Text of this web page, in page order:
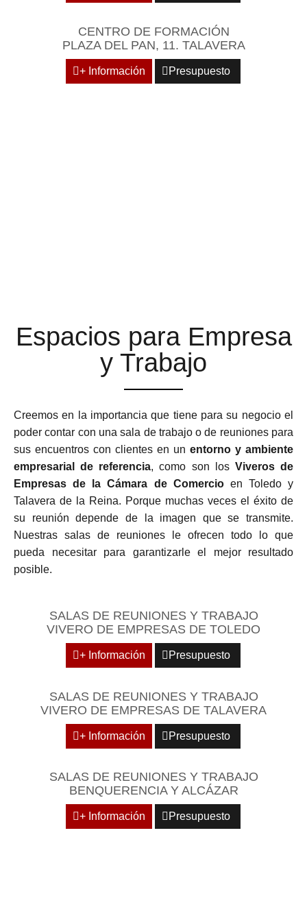
CENTRO DE FORMACIÓN
PLAZA DEL PAN, 11. TALAVERA
+ Información Presupuesto
Espacios para Empresa
y Trabajo
Creemos en la importancia que tiene para su negocio el
poder contar con una sala de trabajo o de reuniones para
sus encuentros con clientes en un entorno y ambiente
empresarial de referencia, como son los Viveros de
Empresas de la Cámara de Comercioen Toledo y
Talavera de la Reina. Porque muchas veces el éxito de
su reunión depende de la imagen que se transmite.
Nuestras salas de reuniones le ofrecen todo lo que
pueda necesitar para garantizarle el mejor resultado
posible.
SALAS DE REUNIONES Y TRABAJO
VIVERO DE EMPRESAS DE TOLEDO
+ Información Presupuesto
SALAS DE REUNIONES Y TRABAJO
VIVERO DE EMPRESAS DE TALAVERA
+ Información Presupuesto
SALAS DE REUNIONES Y TRABAJO
BENQUERENCIA Y ALCÁZAR
+ Información Presupuesto